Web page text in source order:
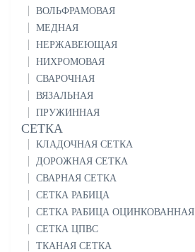
ВОЛЬФРАМОВАЯ
МЕДНАЯ
НЕРЖАВЕЮЩАЯ
НИХРОМОВАЯ
СВАРОЧНАЯ
ВЯЗАЛЬНАЯ
ПРУЖИННАЯ
СЕТКА
КЛАДОЧНАЯ СЕТКА
ДОРОЖНАЯ СЕТКА
СВАРНАЯ СЕТКА
СЕТКА РАБИЦА
СЕТКА РАБИЦА ОЦИНКОВАННАЯ
СЕТКА ЦПВС
ТКАНАЯ СЕТКА